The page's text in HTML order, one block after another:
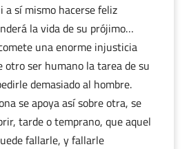
a sí mismo hacerse feliz
la vida de su prójimo…
una enorme injusticia
otro ser humano la tarea de su
demasiado al hombre.
se apoya así sobre otra, se
tarde o temprano, que aquel
fallarle, y fallarle